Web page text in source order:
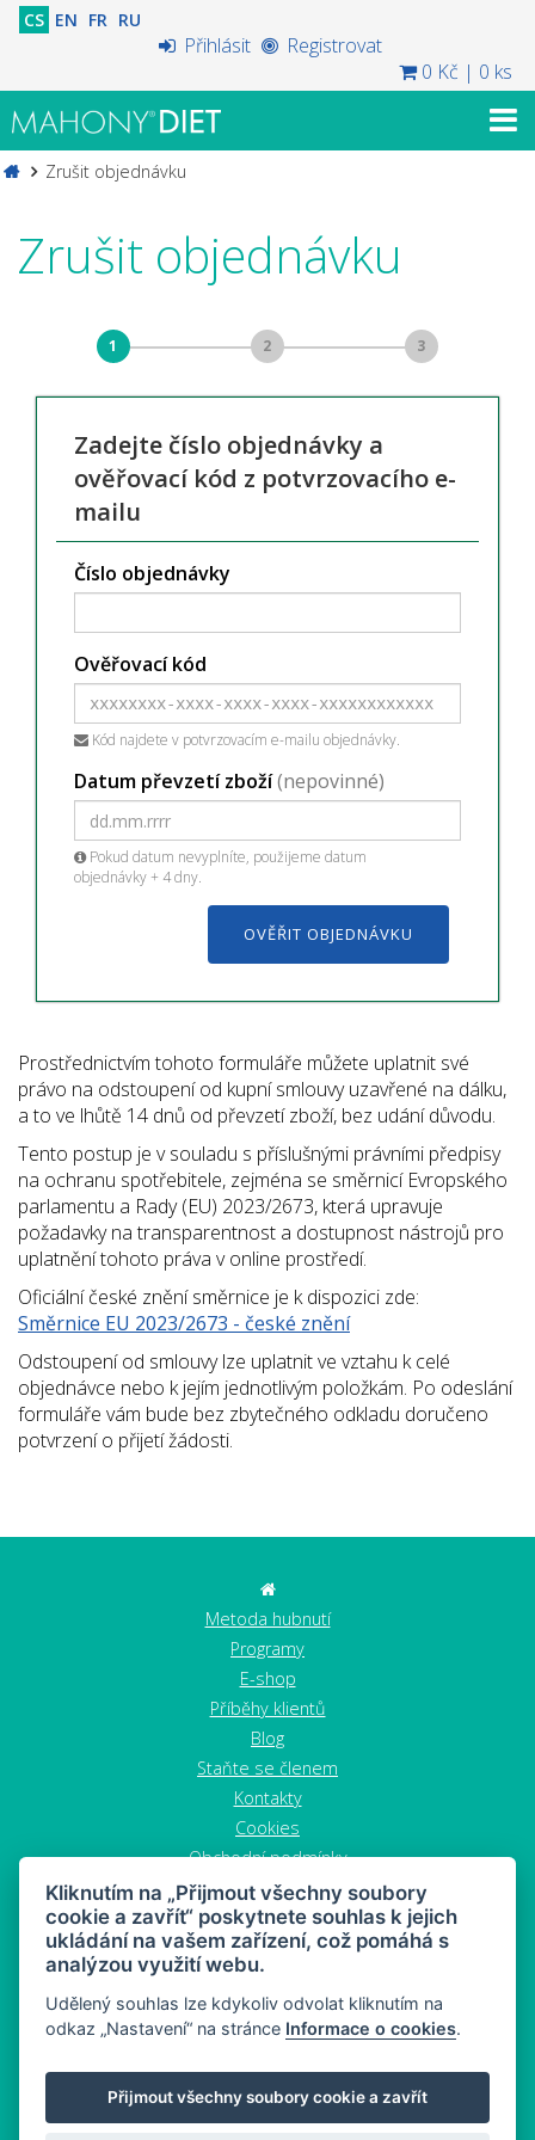
CS EN FR RU
Přihlásit
Registrovat
0 Kč | 0 ks
Zrušit objednávku
Zrušit objednávku
1 2 3
Zadejte číslo objednávky a
ověřovací kód z potvrzovacího e-
mailu
Číslo objednávky
Ověřovací kód
Kód najdete v potvrzovacím e-mailu objednávky.
Datum převzetí zboží(nepovinné)
Pokud datum nevyplníte, použijeme datum
objednávky + 4 dny.
Prostřednictvím tohoto formuláře můžete uplatnit své
právo na odstoupení od kupní smlouvy uzavřené na dálku,
a to ve lhůtě 14 dnů od převzetí zboží, bez udání důvodu.
Tento postup je v souladu s příslušnými právními předpisy
na ochranu spotřebitele, zejména se směrnicí Evropského
parlamentu a Rady (EU) 2023/2673, která upravuje
požadavky na transparentnost a dostupnost nástrojů pro
uplatnění tohoto práva v online prostředí.
Oficiální české znění směrnice je k dispozici zde:
Směrnice EU 2023/2673 - české znění
Odstoupení od smlouvy lze uplatnit ve vztahu k celé
objednávce nebo k jejím jednotlivým položkám. Po odeslání
formuláře vám bude bez zbytečného odkladu doručeno
potvrzení o přijetí žádosti.
Metoda hubnutí
Programy
E-shop
Příběhy klientů
Blog
Staňte se členem
Kontakty
Cookies
Obchodní podmínky
Zrušit objednávku
MAHONY DIET - dieta a zdravý snacking
Mapa stránek
Kliknutím na „Přijmout všechny soubory
cookie a zavřít“ poskytnete souhlas k jejich
ukládání na vašem zařízení, což pomáhá s
analýzou využití webu.
Udělený souhlas lze kdykoliv odvolat kliknutím na
odkaz „Nastavení“ na stránce Informace o cookies.
Přijmout všechny soubory cookie a zavřít